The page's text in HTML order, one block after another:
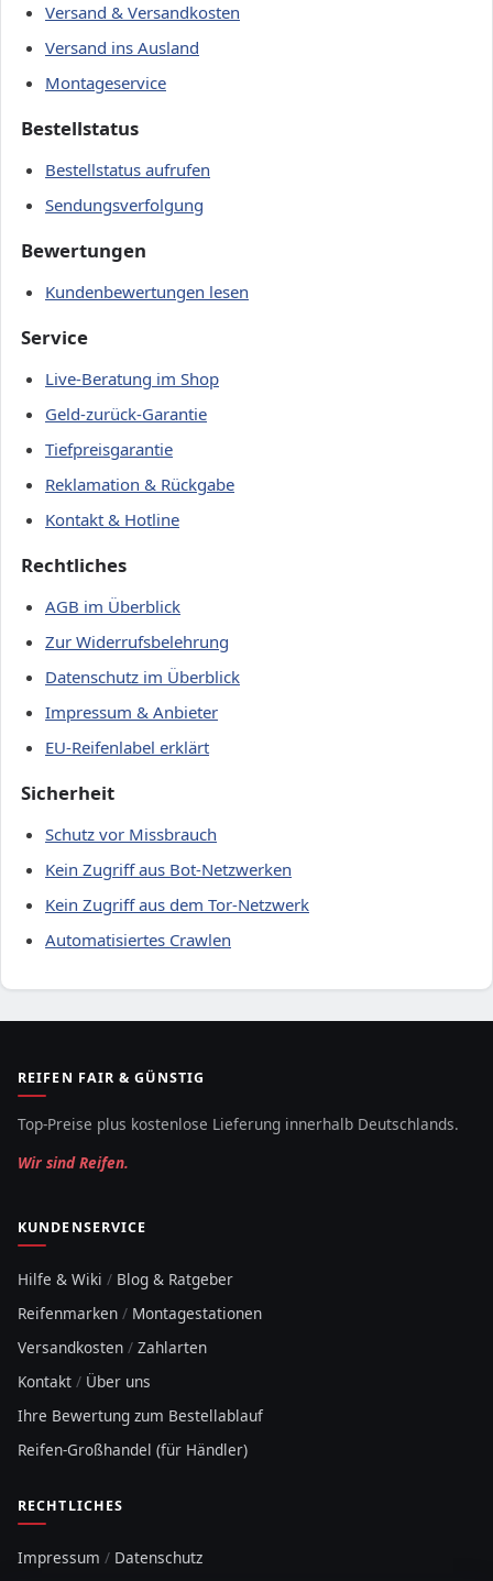
Versand & Versandkosten
Versand ins Ausland
Montageservice
Bestellstatus
Bestellstatus aufrufen
Sendungsverfolgung
Bewertungen
Kundenbewertungen lesen
Service
Live-Beratung im Shop
Geld-zurück-Garantie
Tiefpreisgarantie
Reklamation & Rückgabe
Kontakt & Hotline
Rechtliches
AGB im Überblick
Zur Widerrufsbelehrung
Datenschutz im Überblick
Impressum & Anbieter
EU-Reifenlabel erklärt
Sicherheit
Schutz vor Missbrauch
Kein Zugriff aus Bot-Netzwerken
Kein Zugriff aus dem Tor-Netzwerk
Automatisiertes Crawlen
REIFEN FAIR & GÜNSTIG
Top-Preise plus kostenlose Lieferung innerhalb Deutschlands.
Wir sind Reifen.
KUNDENSERVICE
Hilfe & Wiki / Blog & Ratgeber
Reifenmarken / Montagestationen
Versandkosten / Zahlarten
Kontakt / Über uns
Ihre Bewertung zum Bestellablauf
Reifen-Großhandel (für Händler)
RECHTLICHES
Impressum / Datenschutz